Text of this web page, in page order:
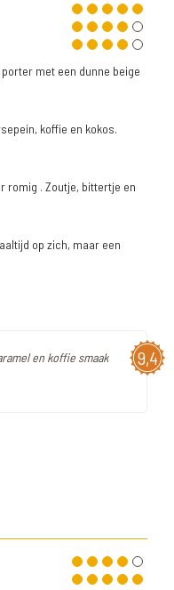
met een dunne beige
koffie en kokos.
romig . Zoutje, bittertje en
op zich, maar een
9,4
en koffie smaak